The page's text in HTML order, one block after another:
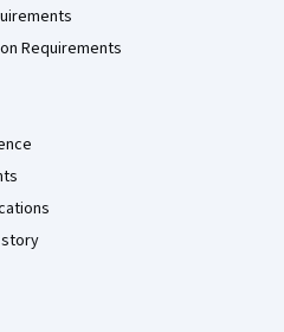
Requirements
story